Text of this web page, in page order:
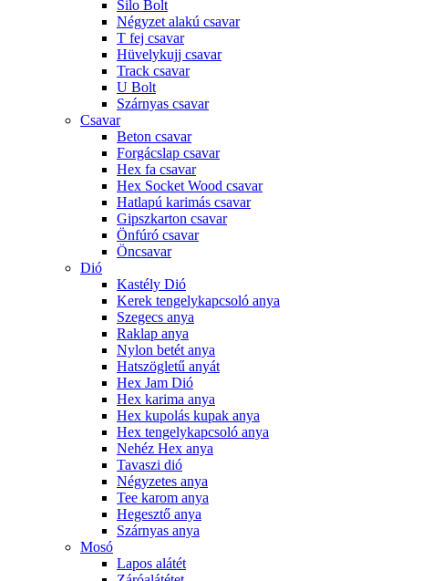
Silo Bolt
Négyzet alakú csavar
T fej csavar
Hüvelykujj csavar
Track csavar
U Bolt
Szárnyas csavar
Csavar
Beton csavar
Forgácslap csavar
Hex fa csavar
Hex Socket Wood csavar
Hatlapú karimás csavar
Gipszkarton csavar
Önfúró csavar
Öncsavar
Dió
Kastély Dió
Kerek tengelykapcsoló anya
Szegecs anya
Raklap anya
Nylon betét anya
Hatszögletű anyát
Hex Jam Dió
Hex karima anya
Hex kupolás kupak anya
Hex tengelykapcsoló anya
Nehéz Hex anya
Tavaszi dió
Négyzetes anya
Tee karom anya
Hegesztő anya
Szárnyas anya
Mosó
Lapos alátét